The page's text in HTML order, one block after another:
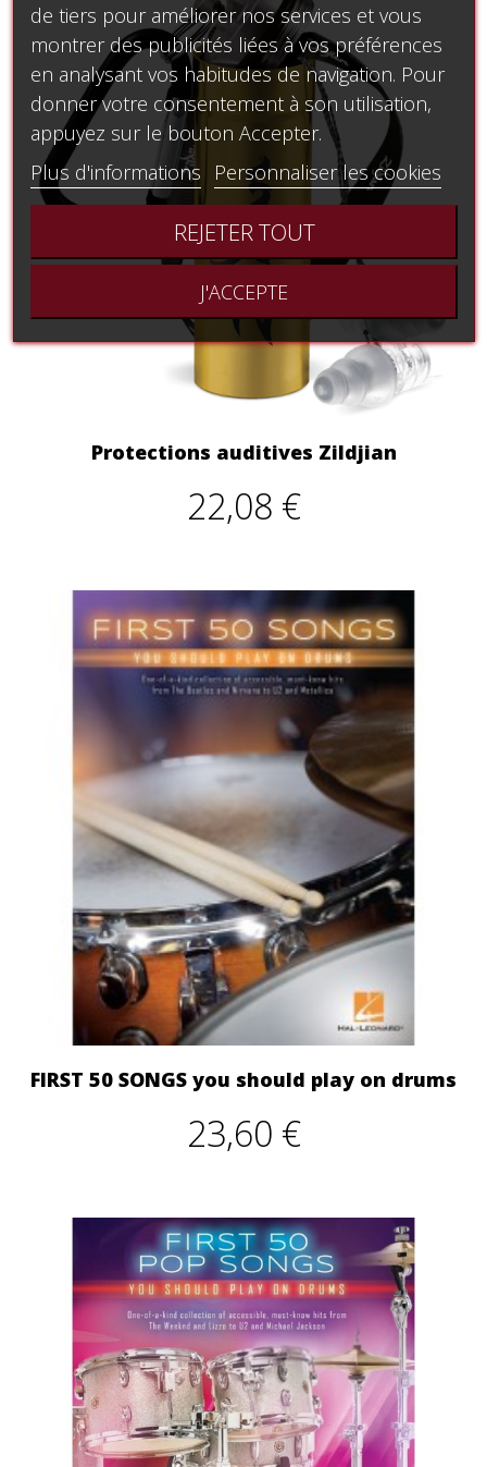
Protections auditives Zildjian
22,08 €
FIRST 50 SONGS you should play on drums
23,60 €
de tiers pour améliorer nos services et vous
montrer des publicités liées à vos préférences
en analysant vos habitudes de navigation. Pour
donner votre consentement à son utilisation,
appuyez sur le bouton Accepter.
Plus d'informations
Personnaliser les cookies
REJETER TOUT
J'ACCEPTE